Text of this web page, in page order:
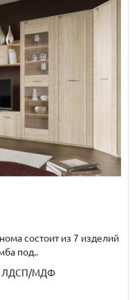
состоит из 7 изделий
под..
ЛДСП/МДФ